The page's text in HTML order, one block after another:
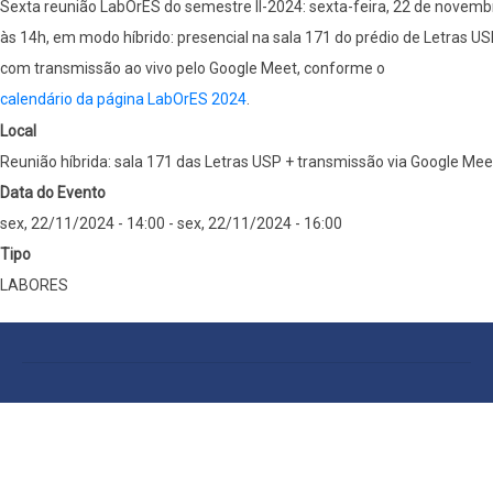
Sexta reunião LabOrES do semestre II-2024: sexta-feira, 22 de
às 14h, em modo híbrido: presencial na sala 171 do prédio de Letras
com transmissão ao vivo pelo Google Meet, conforme o
calendário da página LabOrES 2024
Local
Reunião híbrida: sala 171 das Letras USP + transmissão via Google
Data do Evento
sex, 22/11/2024 - 14:00 - sex, 22/11/2024 - 16:00
Tipo
LABORES